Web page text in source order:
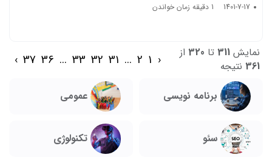
1401-7-17 1 دقیقه زمان خواندن
نمایش 311 تا 320 از
361 نتیجه ‹
1
2
...
31
32
33
...
36
37
›
برنامه نویسی عمومی
سئو تکنولوژی